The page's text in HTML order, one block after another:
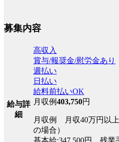
募集内容
給与詳
細
高収入
賞与/報奨金/慰労金あり
週払い
日払い
給料前払いOK
月収例403,750円
月収例 月収40万円以
の場合）
基本給:347,500円 残業